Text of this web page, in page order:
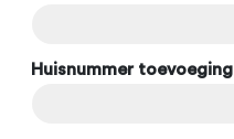
Huisnummer toevoeging